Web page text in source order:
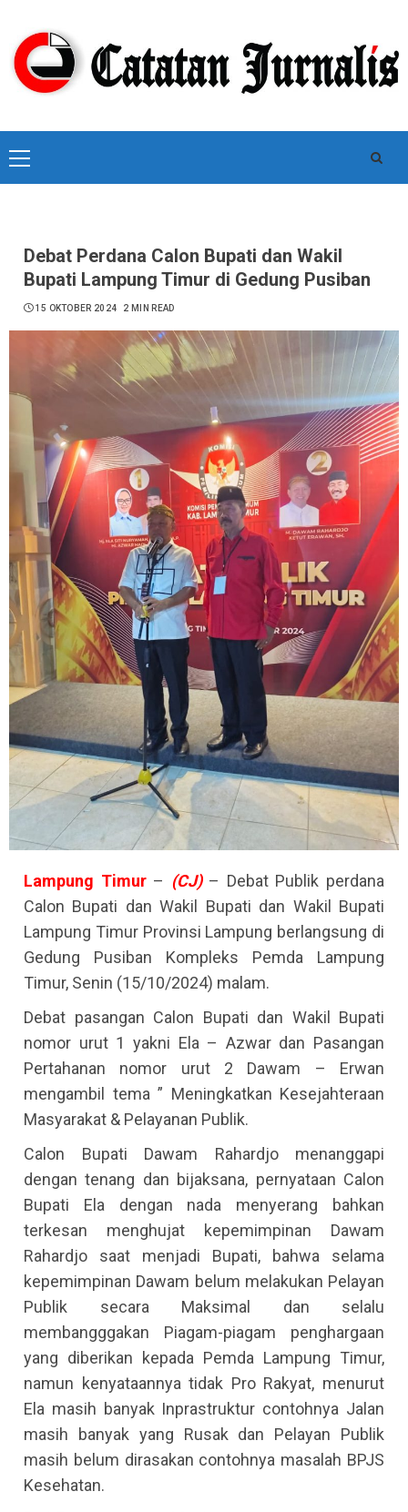
content
Primary
Menu
Debat Perdana Calon Bupati dan Wakil
Bupati Lampung Timur di Gedung Pusiban
15 OKTOBER 2024 2 MIN READ
Lampung Timur– (CJ)– Debat Publik perdana
Calon Bupati dan Wakil Bupati dan Wakil Bupati
Lampung Timur Provinsi Lampung berlangsung di
Gedung Pusiban Kompleks Pemda Lampung
Timur, Senin (15/10/2024) malam.
Debat pasangan Calon Bupati dan Wakil Bupati
nomor urut 1 yakni Ela – Azwar dan Pasangan
Pertahanan nomor urut 2 Dawam – Erwan
mengambil tema ” Meningkatkan Kesejahteraan
Masyarakat & Pelayanan Publik.
Calon Bupati Dawam Rahardjo menanggapi
dengan tenang dan bijaksana, pernyataan Calon
Bupati Ela dengan nada menyerang bahkan
terkesan menghujat kepemimpinan Dawam
Rahardjo saat menjadi Bupati, bahwa selama
kepemimpinan Dawam belum melakukan Pelayan
Publik secara Maksimal dan selalu
membangggakan Piagam-piagam penghargaan
yang diberikan kepada Pemda Lampung Timur,
namun kenyataannya tidak Pro Rakyat, menurut
Ela masih banyak Inprastruktur contohnya Jalan
masih banyak yang Rusak dan Pelayan Publik
masih belum dirasakan contohnya masalah BPJS
Kesehatan.